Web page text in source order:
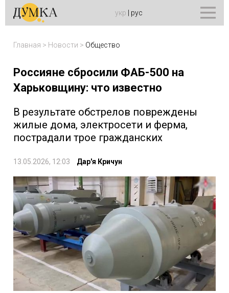
укр рус
Главная > Новости > Общество
Россияне сбросили ФАБ-500 на
Харьковщину: что известно
В результате обстрелов повреждены
жилые дома, электросети и ферма,
пострадали трое гражданских
13.05.2026, 12:03 Дар'я Кричун